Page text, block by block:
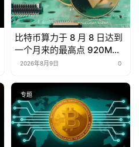
比特币算力于 8 月 8 日达到
一个月来的最高点 920M
TH/s。
2026年8月9日 0
专题